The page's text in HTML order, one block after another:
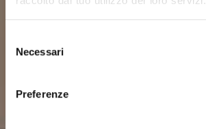
delNecessari
Preferenze